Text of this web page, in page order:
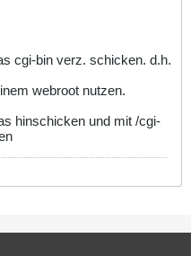
cgi-bin verz. schicken. d.h.
webroot nutzen.
hinschicken und mit /cgi-